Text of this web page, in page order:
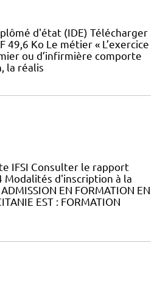
d'état (IDE) Télécharger
49,6 Ko Le métier « L’exercice
ou d’infirmière comporte
la réalis
IFSI Consulter le rapport
Modalités d'inscription à la
EN FORMATION EN
EST : FORMATION